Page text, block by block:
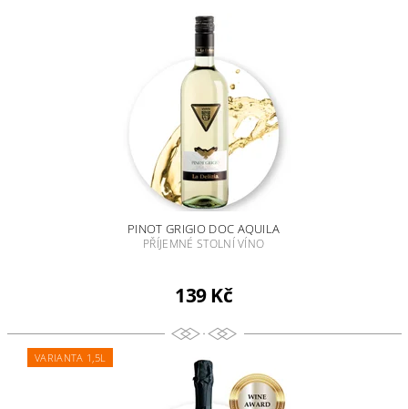
PINOT GRIGIO DOC AQUILA
PŘÍJEMNÉ STOLNÍ VÍNO
139 Kč
VARIANTA 1,5L